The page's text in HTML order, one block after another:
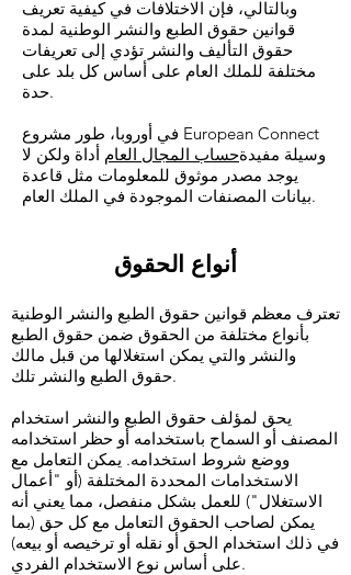
وبالتالي، فإن الاختلافات في كيفية تعريف
قوانين حقوق الطبع والنشر الوطنية لمدة
حقوق التأليف والنشر تؤدي إلى تعريفات
مختلفة للملك العام على أساس كل بلد على
حدة.
في أوروبا، طور مشروع European Connect
وسيلة مفيدةحساب المجال العام أداة ولكن لا
يوجد مصدر موثوق للمعلومات مثل قاعدة
بيانات المصنفات الموجودة في الملك العام.
أنواع الحقوق
تعترف معظم قوانين حقوق الطبع والنشر الوطنية
بأنواع مختلفة من الحقوق ضمن حقوق الطبع
والنشر والتي يمكن استغلالها من قبل مالك
حقوق الطبع والنشر تلك.
يحق لمؤلف حقوق الطبع والنشر استخدام
المصنف أو السماح باستخدامه أو حظر استخدامه
ووضع شروط استخدامه. يمكن التعامل مع
الاستخدامات المحددة المختلفة (أو "أعمال
الاستغلال") للعمل بشكل منفصل، مما يعني أنه
يمكن لصاحب الحقوق التعامل مع كل حق (بما
في ذلك استخدام الحق أو نقله أو ترخيصه أو بيعه)
على أساس نوع الاستخدام الفردي.